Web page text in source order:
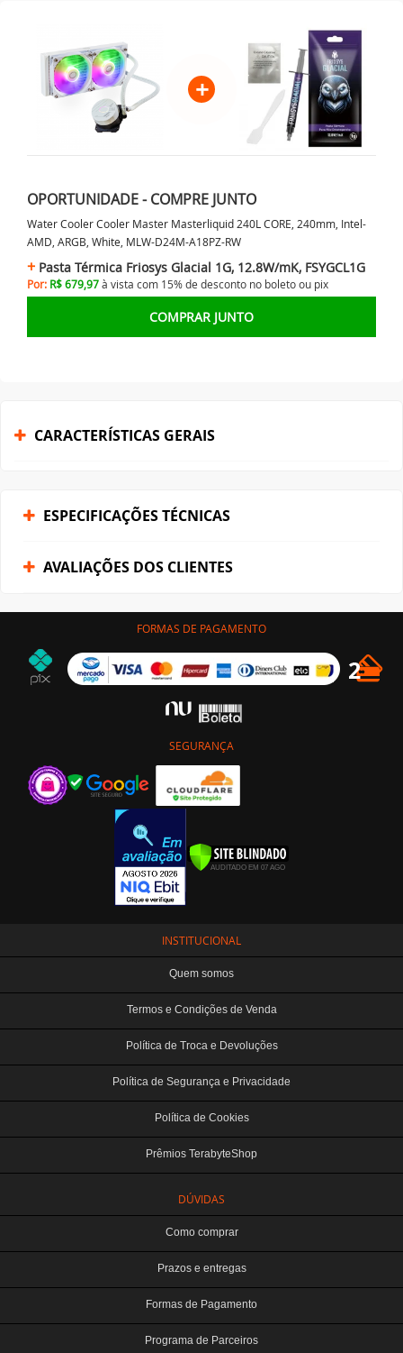
+
OPORTUNIDADE - COMPRE JUNTO
Water Cooler Cooler Master Masterliquid 240L CORE, 240mm, Intel-
AMD, ARGB, White, MLW-D24M-A18PZ-RW
Pasta Térmica Friosys Glacial 1G, 12.8W/mK, FSYGCL1G
Por: R$ 679,97à vista com 15% de desconto no boleto ou pix
COMPRAR JUNTO
CARACTERÍSTICAS GERAIS
ESPECIFICAÇÕES TÉCNICAS
AVALIAÇÕES DOS CLIENTES
FORMAS DE PAGAMENTO
SEGURANÇA
INSTITUCIONAL
Quem somos
Termos e Condições de Venda
Política de Troca e Devoluções
Política de Segurança e Privacidade
Política de Cookies
Prêmios TerabyteShop
DÚVIDAS
Como comprar
Prazos e entregas
Formas de Pagamento
Programa de Parceiros